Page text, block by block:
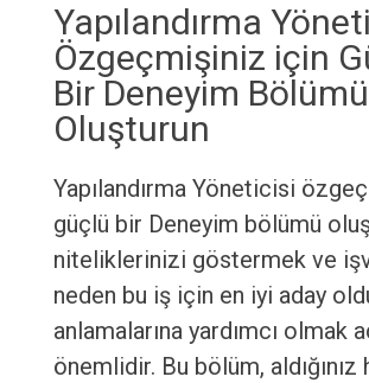
Yapılandırma
Özgeçmişiniz için
Bir Deneyim Bölümü
Oluşturun
Yapılandırma Yöneticisi
güçlü bir Deneyim bölümü
niteliklerinizi göstermek ve
neden bu iş için en iyi aday
anlamalarına yardımcı olmak
önemlidir. Bu bölüm, aldığınız